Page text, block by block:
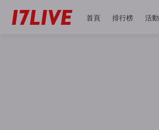
首頁 排行榜 活動